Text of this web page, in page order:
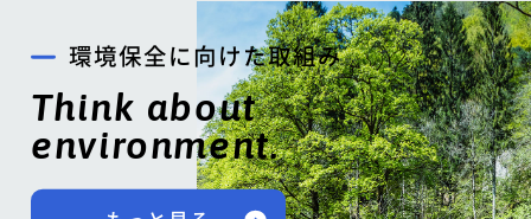
環境保全に向けた取組み
Think about
environment.